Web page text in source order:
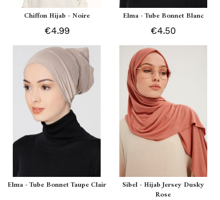
Chiffon Hijab - Noire
€4.99
Elma - Tube Bonnet Blanc
€4.50
Elma - Tube Bonnet Taupe Clair
Sibel - Hijab Jersey Dusky
Rose